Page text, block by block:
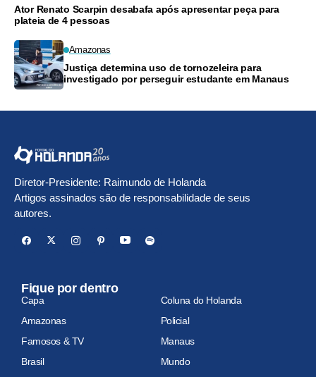
Ator Renato Scarpin desabafa após apresentar peça para
plateia de 4 pessoas
Amazonas
Justiça determina uso de tornozeleira para
investigado por perseguir estudante em Manaus
Diretor-Presidente: Raimundo de Holanda
Artigos assinados são de responsabilidade de seus
autores.
Fique por dentro
Capa
Coluna do Holanda
Amazonas
Policial
Famosos & TV
Manaus
Brasil
Mundo